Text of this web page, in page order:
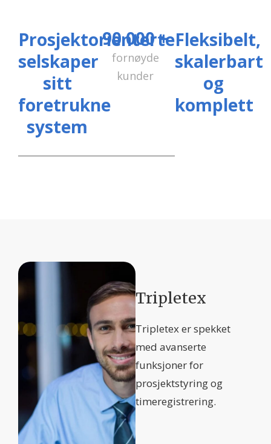
Prosjektorienterte
selskaper
sitt
foretrukne
system
90 000 +
fornøyde
kunder
Fleksibelt,
skalerbart
og
komplett
Tripletex
Tripletex er spekket
med avanserte
funksjoner for
prosjektstyring og
timeregistrering.